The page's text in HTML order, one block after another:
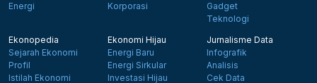
Energi
Korporasi
Gadget
Teknologi
Ekonopedia
Sejarah Ekonomi
Profil
Istilah Ekonomi
Ekonomi Hijau
Energi Baru
Energi Sirkular
Investasi Hijau
Jurnalisme Data
Infografik
Analisis
Cek Data